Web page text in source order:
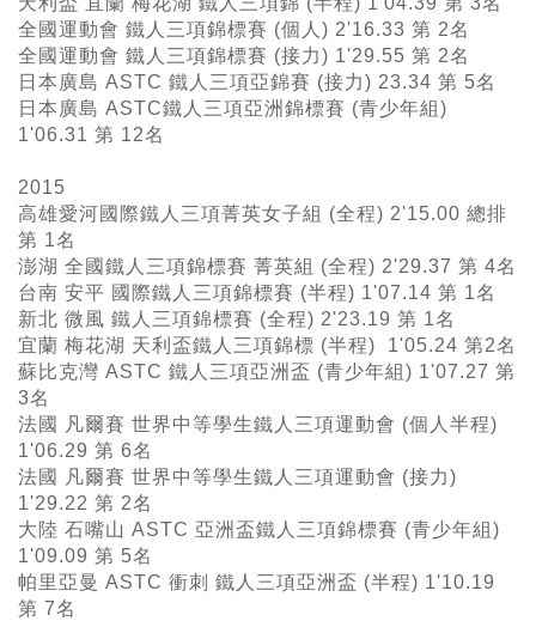
全國運動會 鐵人三項錦標賽 (個人) 2'16.33 第 2名
全國運動會 鐵人三項錦標賽 (接力) 1'29.55 第 2名
日本廣島 ASTC 鐵人三項亞錦賽 (接力) 23.34 第 5名
日本廣島 ASTC鐵人三項亞洲錦標賽 (青少年組)
1'06.31 第 12名
2015
高雄愛河國際鐵人三項菁英女子組 (全程) 2'15.00 總排
第 1名
澎湖 全國鐵人三項錦標賽 菁英組 (全程) 2'29.37 第 4名
台南 安平 國際鐵人三項錦標賽 (半程) 1'07.14 第 1名
新北 微風 鐵人三項錦標賽 (全程) 2'23.19 第 1名
宜蘭 梅花湖 天利盃鐵人三項錦標 (半程) 1'05.24 第2名
蘇比克灣 ASTC 鐵人三項亞洲盃 (青少年組) 1'07.27 第
3名
法國 凡爾賽 世界中等學生鐵人三項運動會 (個人半程)
1'06.29 第 6名
法國 凡爾賽 世界中等學生鐵人三項運動會 (接力)
1'29.22 第 2名
大陸 石嘴山 ASTC 亞洲盃鐵人三項錦標賽 (青少年組)
1'09.09 第 5名
帕里亞曼 ASTC 衝刺 鐵人三項亞洲盃 (半程) 1'10.19
第 7名